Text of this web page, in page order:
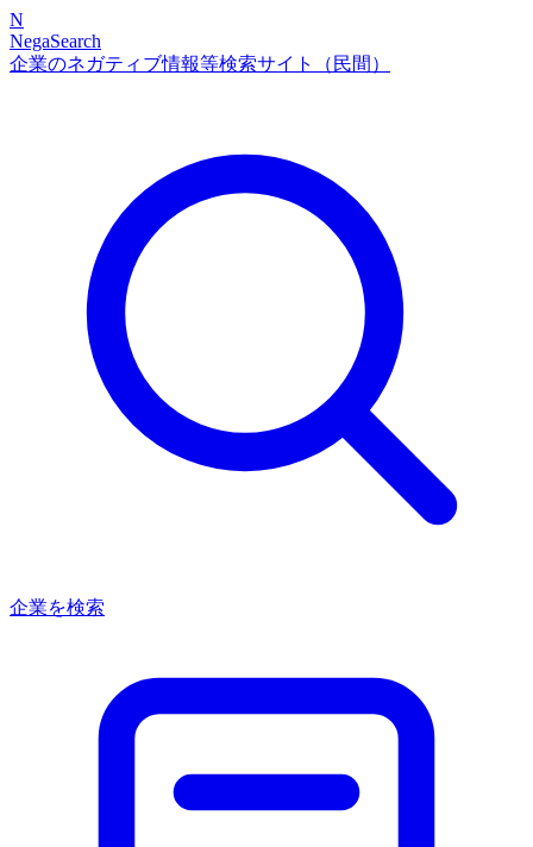
N
NegaSearch
企業のネガティブ情報等検索サイト（民間）
企業を検索